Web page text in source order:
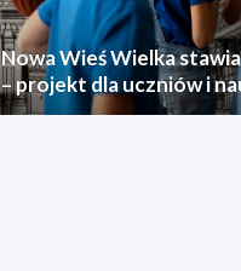
Nowa Wieś Wielka
– projekt dla uczniów i
roku